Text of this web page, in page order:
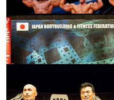
2024.09.30
2024年9月8日
日本クラス別
選手権大会
2023.11.30